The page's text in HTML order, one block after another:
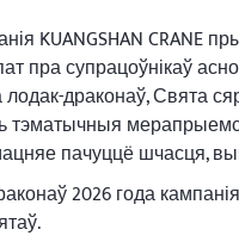
KUANGSHAN
пра супрацоўнікаў
лодак-драконаў, Свята
тэматычныя
пачуццё шчасця,
2026 года